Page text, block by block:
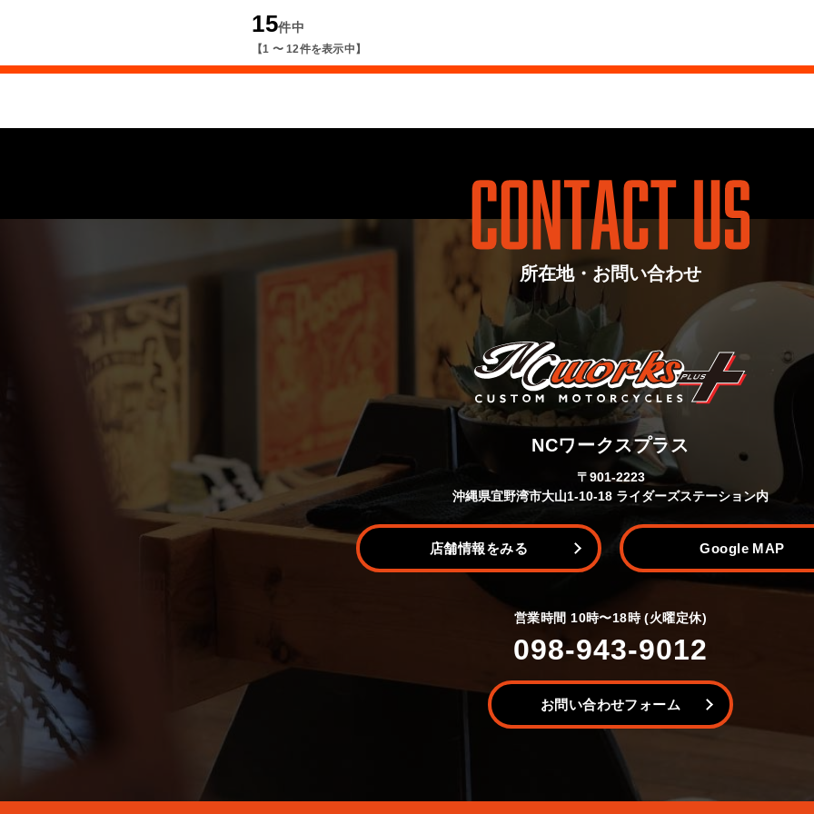
15件中
【1 〜 12件を表示中】
所在地・お問い合わせ
NCワークスプラス
〒901-2223
沖縄県宜野湾市大山1-10-18 ライダーズステーション内
店舗情報をみる Google MAP
営業時間 10時〜18時 (火曜定休)
098-943-9012
お問い合わせフォーム